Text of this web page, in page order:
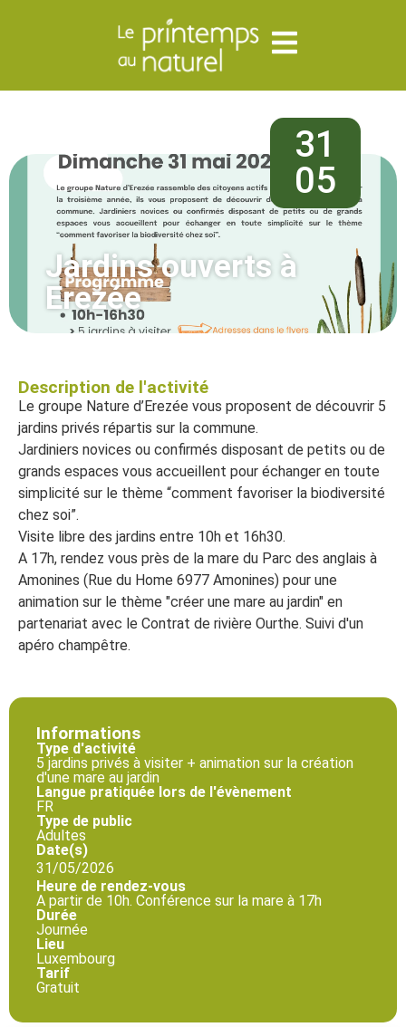
31
05
Jardins ouverts à
Erezée
Description de l'activité
Le groupe Nature d’Erezée vous proposent de découvrir 5
jardins privés répartis sur la commune.
Jardiniers novices ou confirmés disposant de petits ou de
grands espaces vous accueillent pour échanger en toute
simplicité sur le thème “comment favoriser la biodiversité
chez soi”.
Visite libre des jardins entre 10h et 16h30.
A 17h, rendez vous près de la mare du Parc des anglais à
Amonines (Rue du Home 6977 Amonines) pour une
animation sur le thème "créer une mare au jardin" en
partenariat avec le Contrat de rivière Ourthe. Suivi d'un
apéro champêtre.
Informations
Type d'activité
5 jardins privés à visiter + animation sur la création
d'une mare au jardin
Langue pratiquée lors de l'évènement
FR
Type de public
Adultes
Date(s)
31/05/2026
Heure de rendez-vous
A partir de 10h. Conférence sur la mare à 17h
Durée
Journée
Lieu
Luxembourg
Tarif
Gratuit